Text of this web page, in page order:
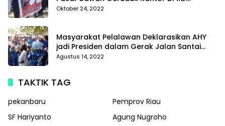
Pekanbaru
Oktober 24, 2022
Masyarakat Pelalawan Deklarasikan AHY
jadi Presiden dalam Gerak Jalan Santai
Partai Demokrat
Agustus 14, 2022
TAKTIK TAG
pekanbaru
Pemprov Riau
SF Hariyanto
Agung Nugroho